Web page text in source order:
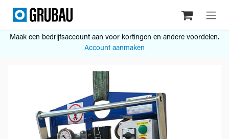
Overslaan naar inhoud
Maak een bedrijfsaccount aan voor kortingen en andere voordelen.
Account aanmaken